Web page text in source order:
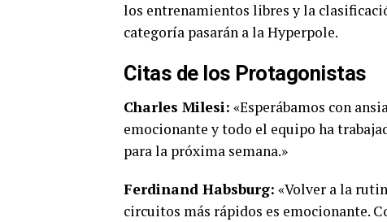
los entrenamientos libres y la
categoría pasarán a la Hyperpole.
Citas de los Protagonistas
Charles Milesi: «Esperábamos con
emocionante y todo el equipo ha
para la próxima semana.»
Ferdinand Habsburg: «Volver a la
circuitos más rápidos es emocionante.